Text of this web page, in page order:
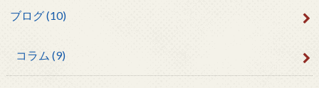
ブログ(10)
コラム (9)